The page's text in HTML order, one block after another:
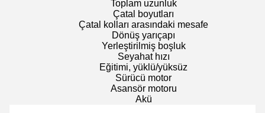
Toplam uzunluk
Çatal boyutları
Çatal kolları arasındaki mesafe
Dönüş yarıçapı
Yerleştirilmiş boşluk
Seyahat hızı
Eğitimi, yüklü/yüksüz
Sürücü motor
Asansör motoru
Akü